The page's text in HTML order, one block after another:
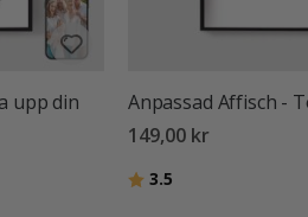
upp din
Anpassad Affisch -
149,00 kr
Betyg:
3.5